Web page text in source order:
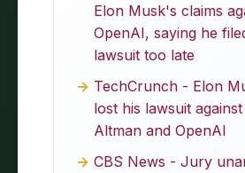
Elon Musk's claims
OpenAI, saying he
lawsuit too late
TechCrunch - Elon
lost his lawsuit
Altman and OpenAI
CBS News - Jury